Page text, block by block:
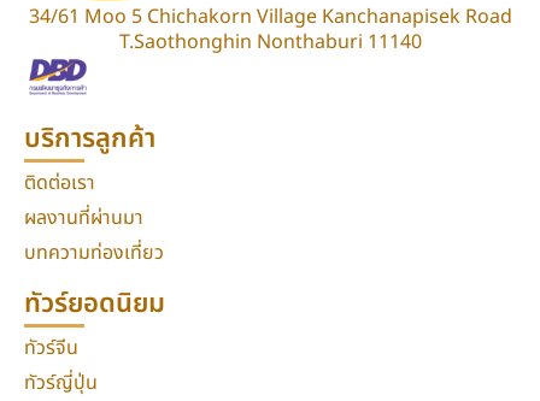
34/61 Moo 5 Chichakorn Village Kanchanapisek Road
T.Saothonghin Nonthaburi 11140
บริการลูกค้า
ติดต่อเรา
ผลงานที่ผ่านมา
บทความท่องเที่ยว
ทัวร์ยอดนิยม
ทัวร์จีน
ทัวร์ญี่ปุ่น